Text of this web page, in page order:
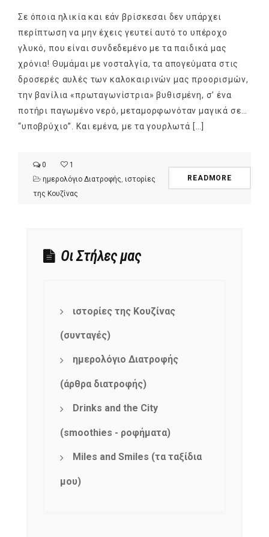
Σε όποια ηλικία και εάν βρίσκεσαι δεν υπάρχει
περίπτωση να μην έχεις γευτεί αυτό το υπέροχο
γλυκό, που είναι συνδεδεμένο με τα παιδικά μας
χρόνια! Θυμάμαι με νοσταλγία, τα απογεύματα στις
δροσερές αυλές των καλοκαιρινών μας προορισμών,
την βανίλια «πρωταγωνίστρια» βυθισμένη, σ’ ένα
ποτήρι παγωμένο νερό, μεταμορφωνόταν μαγικά σε…
“υποβρύχιο”. Και εμένα, με τα γουρλωτά […]
0
1
ημερολόγιο Διατροφής ιστορίες
της Κουζίνας
READMORE
Οι Στήλες μας
ιστορίες της Κουζίνας
(συνταγές)
ημερολόγιο Διατροφής
(άρθρα διατροφής)
Drinks and the City
(smoothies - ροφήματα)
Miles and Smiles (τα ταξίδια
μου)